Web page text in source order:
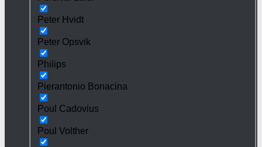
Peter Hvidt
Peter Opsvik
Philips
Pierantonio Bonacina
Poul Cadovius
Poul Volther